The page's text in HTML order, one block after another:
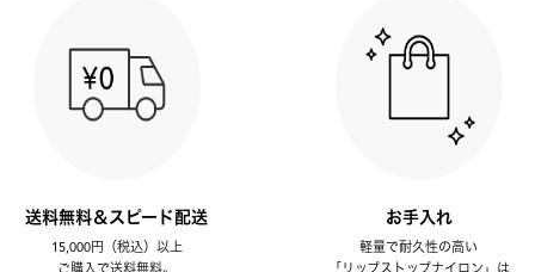
送料無料＆スピード配送
15,000円（税込）以上
お手入れ
軽量で耐久性の高い